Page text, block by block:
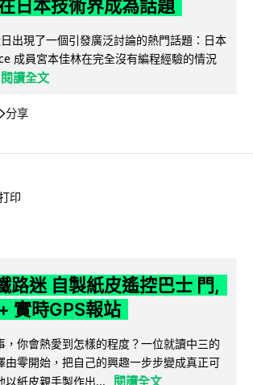
日本技術界成為話題
出現了一個引發廣泛討論的熱門話題：日本
成員宮本佳林在完全沒有編程經驗的情況
閱讀全文
分享
印
路迷 自製紙皮遙控巴士 門,
實時GPS報站
，你會熱愛到怎樣的程度？一位就讀中三的
由零開始，把自己的興趣一步步變成真正可
以紙皮親手製作出...
閱讀全文